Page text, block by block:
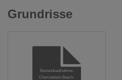
Grundrisse
Bestandsaufnahme-
Chamaeleon-Beach-